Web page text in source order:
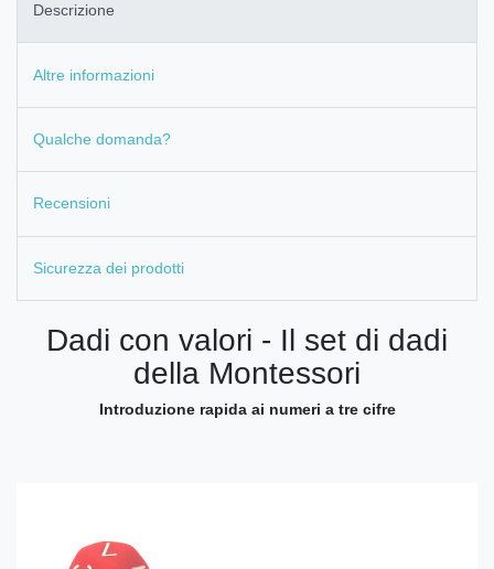
Descrizione
Altre informazioni
Qualche domanda?
Recensioni
Sicurezza dei prodotti
Dadi con valori - Il set di dadi
della Montessori
Introduzione rapida ai numeri a tre cifre